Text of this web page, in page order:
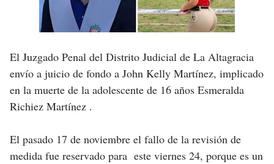
El Juzgado Penal del Distrito Judicial de La Altagracia
envío a juicio de fondo a John Kelly Martínez, implicado
en la muerte de la adolescente de 16 años Esmeralda
Richiez Martínez .
El pasado 17 de noviembre el fallo de la revisión de
medida fue reservado para este viernes 24, porque es un